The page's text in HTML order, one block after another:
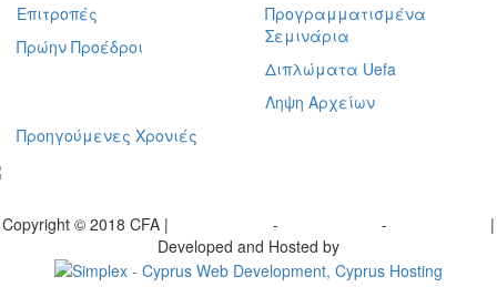
Επιτροπές
Πρώην Προέδροι
Προγραμματισμένα
Σεμινάρια
Διπλώματα Uefa
Ληψη Αρχείων
Προηγούμενες Χρονιές
Copyright © 2018 CFA | - -
|
Developed and Hosted by